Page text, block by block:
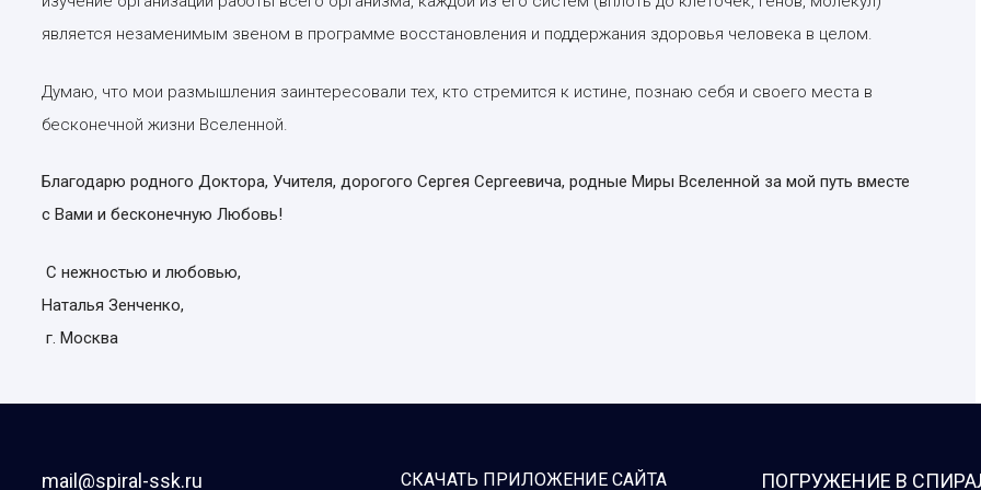
является незаменимым звеном в программе восстановления и поддержания здоровья человека в целом.
Думаю, что мои размышления заинтересовали тех, кто стремится к истине, познаю себя и своего места в
бесконечной жизни Вселенной.
Благодарю родного Доктора, Учителя, дорогого Сергея Сергеевича, родные Миры Вселенной за мой путь вместе
с Вами и бесконечную Любовь!
С нежностью и любовью,
Наталья Зенченко,
г. Москва
mail@spiral-ssk.ru СКАЧАТЬ ПРИЛОЖЕНИЕ САЙТА ПОГРУЖЕНИЕ В